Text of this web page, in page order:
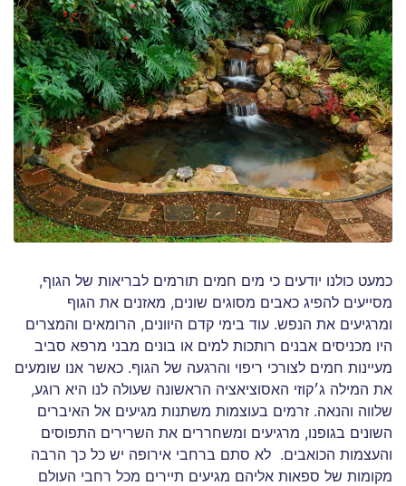
כמעט כולנו יודעים כי מים חמים תורמים לבריאות של הגוף,
מסייעים להפיג כאבים מסוגים שונים, מאזנים את הגוף
ומרגיעים את הנפש. עוד בימי קדם היוונים, הרומאים והמצרים
היו מכניסים אבנים רותכות למים או בונים מבני מרפא סביב
מעיינות חמים לצורכי ריפוי והרגעה של הגוף. כאשר אנו שומעים
את המילה ג׳קוזי האסוציאציה הראשונה שעולה לנו היא רוגע,
שלווה והנאה. זרמים בעוצמות משתנות מגיעים אל האיברים
השונים בגופנו, מרגיעים ומשחררים את השרירים התפוסים
והעצמות הכואבים. לא סתם ברחבי אירופה יש כל כך הרבה
מקומות של ספאות אליהם מגיעים תיירים מכל רחבי העולם